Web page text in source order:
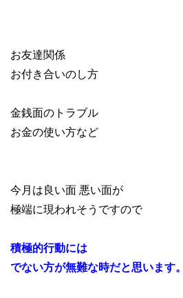
お友達関係
お付き合いのし方
金銭面のトラブル
お金の使い方など
今月は良い面 悪い面が
極端に現われそうですので
積極的行動には
でない方が無難な時だと思います。